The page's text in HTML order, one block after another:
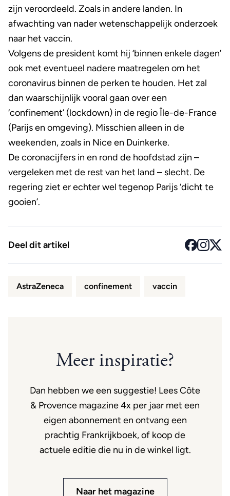
zijn veroordeeld. Zoals in andere landen. In
afwachting van nader wetenschappelijk onderzoek
naar het vaccin.
Volgens de president komt hij ‘binnen enkele dagen’
ook met eventueel nadere maatregelen om het
coronavirus binnen de perken te houden. Het zal
dan waarschijnlijk vooral gaan over een
‘confinement’ (lockdown) in de regio Île-de-France
(Parijs en omgeving). Misschien alleen in de
weekenden, zoals in Nice en Duinkerke.
De coronacijfers in en rond de hoofdstad zijn –
vergeleken met de rest van het land – slecht. De
regering ziet er echter wel tegenop Parijs ‘dicht te
gooien’.
Deel dit artikel
AstraZeneca confinement vaccin
Meer inspiratie?
Dan hebben we een suggestie! Lees Côte
& Provence magazine 4x per jaar met een
eigen abonnement en ontvang een
prachtig Frankrijkboek, of koop de
actuele editie die nu in de winkel ligt.
Naar het magazine